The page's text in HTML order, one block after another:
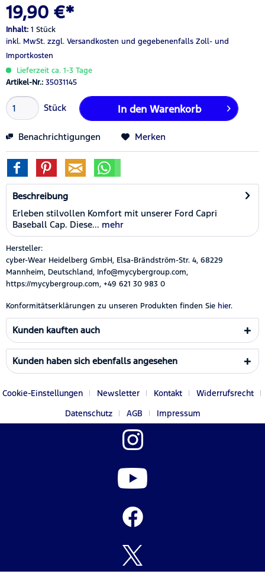
19,90 €*
Inhalt: 1 Stück
inkl. MwSt. zzgl. Versandkosten und gegebenenfalls Zoll- und
Importkosten
Lieferzeit ca. 1-3 Tage
Artikel-Nr.: 35031145
Stück In den Warenkorb
Benachrichtigungen Merken
Beschreibung
Erleben stilvollen Komfort mit unserer Ford Capri
Baseball Cap. Diese... mehr
Hersteller:
cyber-Wear Heidelberg GmbH, Elsa-Brändström-Str. 4, 68229
Mannheim, Deutschland, Info@mycybergroup.com,
https://mycybergroup.com, +49 621 30 983 0
Konformitätserklärungen zu unseren Produkten finden Sie hier.
Kunden kauften auch
Kunden haben sich ebenfalls angesehen
Cookie-Einstellungen Newsletter Kontakt
Widerrufsrecht
Datenschutz
AGB Impressum